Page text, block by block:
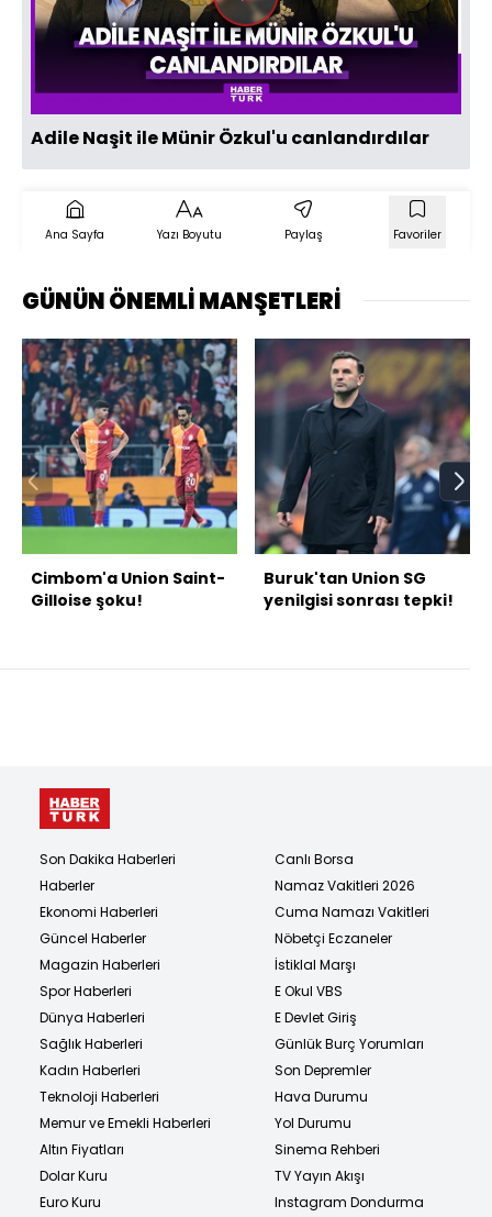
Videoyu
Oynat
Adile Naşit ile Münir Özkul'u canlandırdılar
Ana Sayfa Yazı Boyutu Paylaş Favoriler
GÜNÜN ÖNEMLİ MANŞETLERİ
Cimbom'a Union Saint-
Gilloise şoku!
Buruk'tan Union SG
yenilgisi sonrası tepki!
Son Dakika Haberleri
Haberler
Ekonomi Haberleri
Güncel Haberler
Magazin Haberleri
Spor Haberleri
Dünya Haberleri
Sağlık Haberleri
Kadın Haberleri
Teknoloji Haberleri
Memur ve Emekli Haberleri
Altın Fiyatları
Dolar Kuru
Euro Kuru
Canlı Borsa
Namaz Vakitleri 2026
Cuma Namazı Vakitleri
Nöbetçi Eczaneler
İstiklal Marşı
E Okul VBS
E Devlet Giriş
Günlük Burç Yorumları
Son Depremler
Hava Durumu
Yol Durumu
Sinema Rehberi
TV Yayın Akışı
Instagram Dondurma